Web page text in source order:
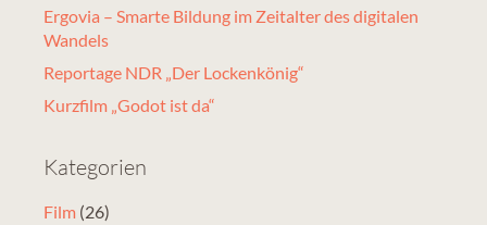
Ergovia – Smarte Bildung im Zeitalter des digitalen
Wandels
Reportage NDR „Der Lockenkönig“
Kurzfilm „Godot ist da“
Kategorien
Film (26)